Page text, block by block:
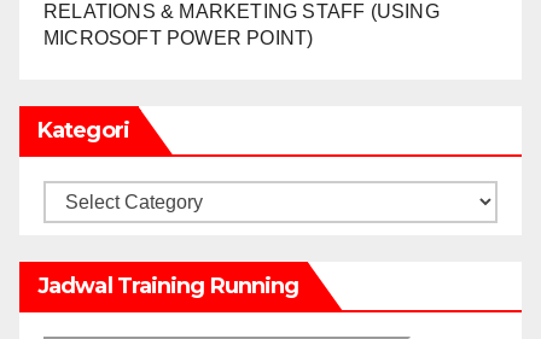
RELATIONS & MARKETING STAFF (USING
MICROSOFT POWER POINT)
Kategori
Kategori
Jadwal Training Running